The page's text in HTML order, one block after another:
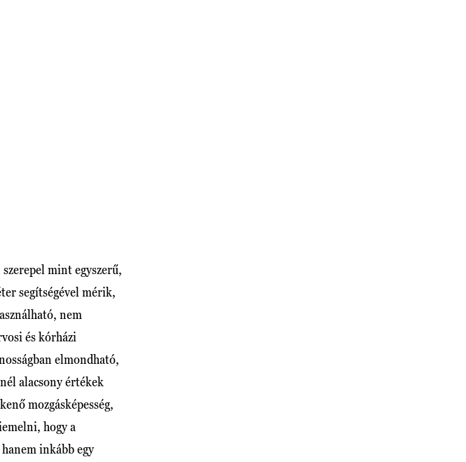
mint egyszerű,
segítségével mérik,
nem
és kórházi
elmondható,
alacsony értékek
mozgásképesség,
hogy a
inkább egy